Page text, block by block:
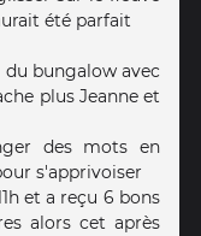
été parfait
du bungalow avec
plus Jeanne et
des mots en
s'apprivoiser
et a reçu 6 bons
alors cet après